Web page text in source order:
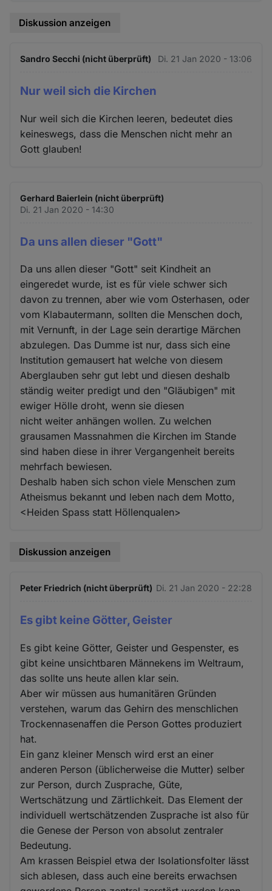
Diskussion anzeigen
Sandro Secchi (nicht überprüft) Di. 21 Jan 2020 - 13:06
Nur weil sich die Kirchen
Nur weil sich die Kirchen leeren, bedeutet dies
keineswegs, dass die Menschen nicht mehr an
Gott glauben!
Gerhard Baierlein (nicht überprüft)
Di. 21 Jan 2020 - 14:30
Da uns allen dieser "Gott"
Da uns allen dieser "Gott" seit Kindheit an
eingeredet wurde, ist es für viele schwer sich
davon zu trennen, aber wie vom Osterhasen, oder
vom Klabautermann, sollten die Menschen doch,
mit Vernunft, in der Lage sein derartige Märchen
abzulegen. Das Dumme ist nur, dass sich eine
Institution gemausert hat welche von diesem
Aberglauben sehr gut lebt und diesen deshalb
ständig weiter predigt und den "Gläubigen" mit
ewiger Hölle droht, wenn sie diesen
nicht weiter anhängen wollen. Zu welchen
grausamen Massnahmen die Kirchen im Stande
sind haben diese in ihrer Vergangenheit bereits
mehrfach bewiesen.
Deshalb haben sich schon viele Menschen zum
Atheismus bekannt und leben nach dem Motto,
<Heiden Spass statt Höllenqualen>
Diskussion anzeigen
Peter Friedrich (nicht überprüft) Di. 21 Jan 2020 - 22:28
Es gibt keine Götter, Geister
Es gibt keine Götter, Geister und Gespenster, es
gibt keine unsichtbaren Männekens im Weltraum,
das sollte uns heute allen klar sein.
Aber wir müssen aus humanitären Gründen
verstehen, warum das Gehirn des menschlichen
Trockennasenaffen die Person Gottes produziert
hat.
Ein ganz kleiner Mensch wird erst an einer
anderen Person (üblicherweise die Mutter) selber
zur Person, durch Zusprache, Güte,
Wertschätzung und Zärtlichkeit. Das Element der
individuell wertschätzenden Zusprache ist also für
die Genese der Person von absolut zentraler
Bedeutung.
Am krassen Beispiel etwa der Isolationsfolter lässt
sich ablesen, dass auch eine bereits erwachsen